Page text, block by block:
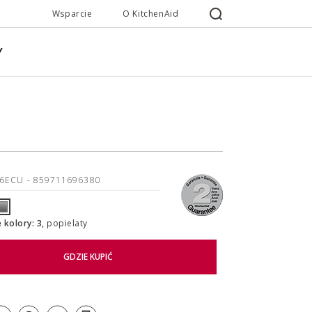
Wsparcie O KitchenAid
- 859711696380
kolory: 3, popielaty
GDZIE KUPIĆ